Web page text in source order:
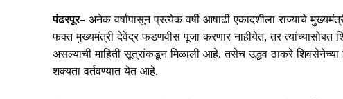
पंढरपूर- अनेक वर्षांपासून प्रत्येक वर्षी आषाढी एकादशीला राज्याचे
फक्त मुख्यमंत्री देवेंद्र फडणवीस पूजा करणार नाहीयेत, तर त्यांच्यासोबत
असल्याची माहिती सूत्रांकडून मिळाली आहे. तसेच उद्धव ठाकरे
शक्यता वर्तवण्यात येत आहे.